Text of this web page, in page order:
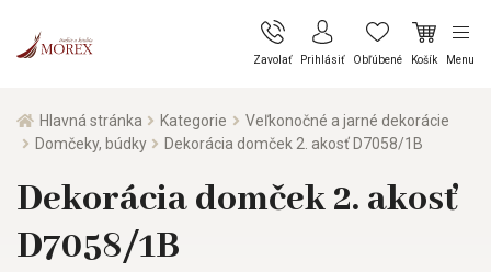
Zavolať Prihlásiť Obľúbené Košík Menu
Hlavná stránka Kategorie
Veľkonočné a jarné dekorácie
Domčeky, búdky
Dekorácia domček 2. akosť D7058/1B
Dekorácia domček 2. akosť
D7058/1B